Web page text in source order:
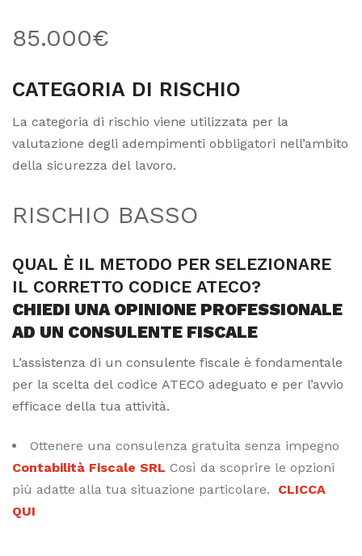
85.000€
CATEGORIA DI RISCHIO
La categoria di rischio viene utilizzata per la
valutazione degli adempimenti obbligatori nell’ambito
della sicurezza del lavoro.
RISCHIO BASSO
QUAL È IL METODO PER SELEZIONARE
IL CORRETTO CODICE ATECO?
CHIEDI UNA OPINIONE PROFESSIONALE
AD UN CONSULENTE FISCALE
L’assistenza di un consulente fiscale è fondamentale
per la scelta del codice ATECO adeguato e per l’avvio
efficace della tua attività.
Ottenere una consulenza gratuita senza impegno
Contabilità Fiscale SRL Così da scoprire le opzioni
più adatte alla tua situazione particolare. CLICCA
QUI